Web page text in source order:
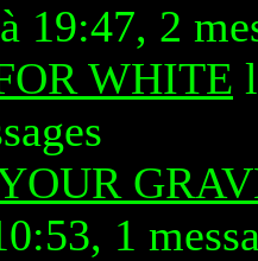
19:47, 2
WHITE
1